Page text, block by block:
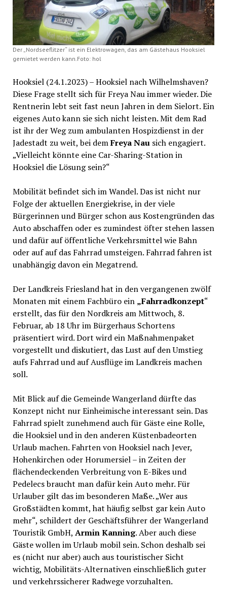
Der „Nordseeflitzer“ ist ein Elektrowagen, das am Gästehaus Hooksiel
gemietet werden kann.Foto: hol
Hooksiel (24.1.2023) – Hooksiel nach Wilhelmshaven?
Diese Frage stellt sich für Freya Nau immer wieder. Die
Rentnerin lebt seit fast neun Jahren in dem Sielort. Ein
eigenes Auto kann sie sich nicht leisten. Mit dem Rad
ist ihr der Weg zum ambulanten Hospizdienst in der
Jadestadt zu weit, bei demFreya Nau sich engagiert.
„Vielleicht könnte eine Car-Sharing-Station in
Hooksiel die Lösung sein?“
Mobilität befindet sich im Wandel. Das ist nicht nur
Folge der aktuellen Energiekrise, in der viele
Bürgerinnen und Bürger schon aus Kostengründen das
Auto abschaffen oder es zumindest öfter stehen lassen
und dafür auf öffentliche Verkehrsmittel wie Bahn
oder auf auf das Fahrrad umsteigen. Fahrrad fahren ist
unabhängig davon ein Megatrend.
Der Landkreis Friesland hat in den vergangenen zwölf
Monaten mit einem Fachbüro ein „Fahrradkonzept“
erstellt, das für den Nordkreis am Mittwoch, 8.
Februar, ab 18 Uhr im Bürgerhaus Schortens
präsentiert wird. Dort wird ein Maßnahmenpaket
vorgestellt und diskutiert, das Lust auf den Umstieg
aufs Fahrrad und auf Ausflüge im Landkreis machen
soll.
Mit Blick auf die Gemeinde Wangerland dürfte das
Konzept nicht nur Einheimische interessant sein. Das
Fahrrad spielt zunehmend auch für Gäste eine Rolle,
die Hooksiel und in den anderen Küstenbadeorten
Urlaub machen. Fahrten von Hooksiel nach Jever,
Hohenkirchen oder Horumersiel – in Zeiten der
flächendeckenden Verbreitung von E-Bikes und
Pedelecs braucht man dafür kein Auto mehr. Für
Urlauber gilt das im besonderen Maße. „Wer aus
Großstädten kommt, hat häufig selbst gar kein Auto
mehr“, schildert der Geschäftsführer der Wangerland
Touristik GmbH, Armin Kanning. Aber auch diese
Gäste wollen im Urlaub mobil sein. Schon deshalb sei
es (nicht nur aber) auch aus touristischer Sicht
wichtig, Mobilitäts-Alternativen einschließlich guter
und verkehrssicherer Radwege vorzuhalten.